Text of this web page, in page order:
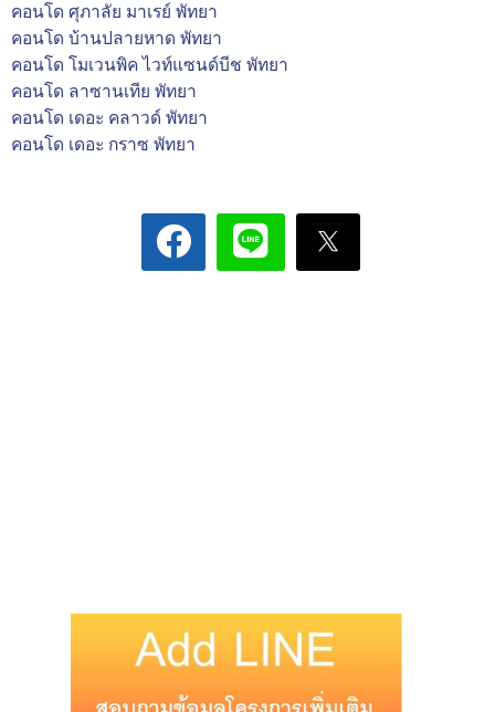
คอนโด ศุภาลัย มาเรย์ พัทยา
คอนโด บ้านปลายหาด พัทยา
คอนโด โมเวนพิค ไวท์แซนด์บีช พัทยา
คอนโด ลาซานเทีย พัทยา
คอนโด เดอะ คลาวด์ พัทยา
คอนโด เดอะ กราซ พัทยา